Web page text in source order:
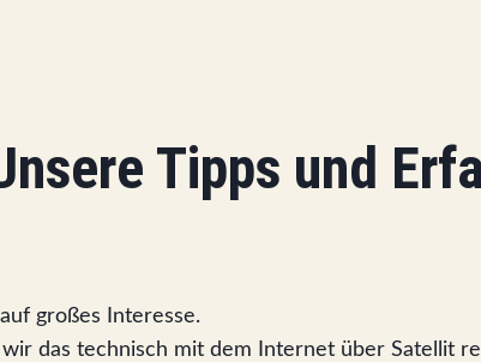
Tipps und
großes Interesse.
das technisch mit dem Internet über Satellit